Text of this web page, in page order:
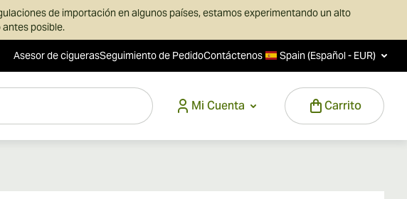
de importación en algunos países, estamos experimentando un alto
posible.
Asesor de ciguerasSeguimiento de PedidoContáctenos Spain (Español - EUR)
Mi Cuenta
Carrito